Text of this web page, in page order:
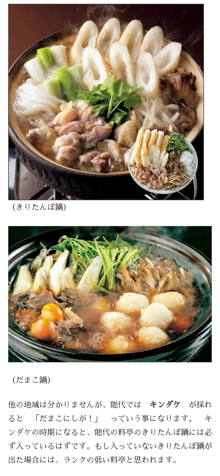
（きりたんぽ鍋）
（だまこ鍋）
他の地域は分かりませんが、能代では キンダケ が採れ
ると 「だまこにしが！」 っていう事になります。 キ
ンダケの時期になると、能代の料亭のきりたんぽ鍋には必
ず入っているはずです。もし入っていないきりたんぽ鍋が
出た場合には、ランクの低い料亭と思われます。